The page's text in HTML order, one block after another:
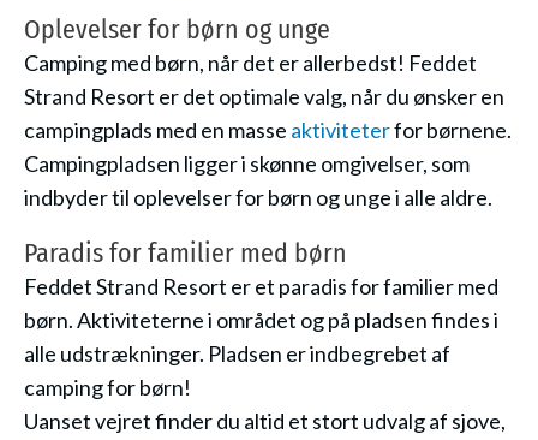
Oplevelser for børn og unge
Camping med børn, når det er allerbedst! Feddet
Strand Resort er det optimale valg, når du ønsker en
campingplads med en masse aktiviteterfor børnene.
Campingpladsen ligger i skønne omgivelser, som
indbyder til oplevelser for børn og unge i alle aldre.
Paradis for familier med børn
Feddet Strand Resort er et paradis for familier med
børn. Aktiviteterne i området og på pladsen findes i
alle udstrækninger. Pladsen er indbegrebet af
camping for børn!
Uanset vejret finder du altid et stort udvalg af sjove,